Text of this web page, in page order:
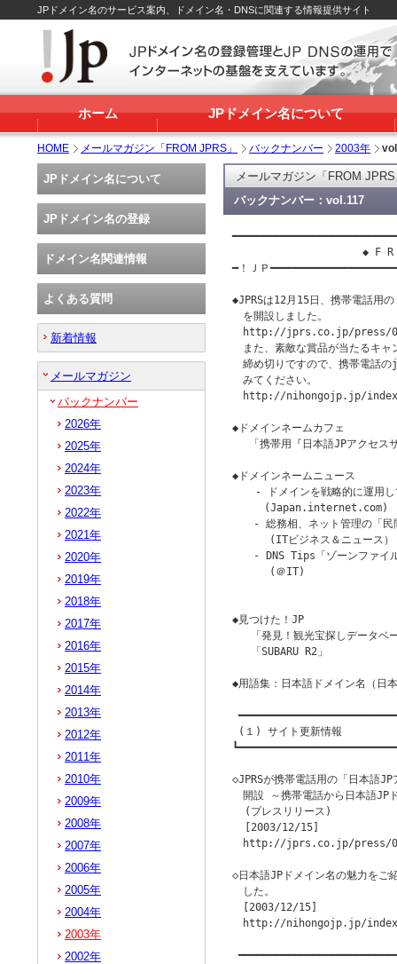
JPドメイン名のサービス案内、ドメイン名・DNSに関連する情報提供サイト
ホーム JPドメイン名について
HOME メールマガジン「FROM JPRS」 バックナンバー 2003年
メールマガジン「FROM
バックナンバー：vol.117
━！ＪＰ
◆JPRSは12月15日、携帯電話
を開設しました。
http://jprs.co.jp/press/
また、素敵な賞品が当たるキャ
締め切りですので、携帯電話
みてください。
http://nihongojp.jp/
◆ドメインネームカフェ
「携帯用『日本語JPアクセス
◆ドメインネームニュース
- ドメインを戦略的に運用し
(Japan.internet.com)
- 総務相、ネット管理の「民
      (ITビジネス＆ニュース）
- DNS Tips「ゾーンファイル
      (＠IT)
◆見つけた！JP
「発見！観光宝探しデータベ
   「SUBARU R2」
◆用語集：日本語ドメイン名（日
(１) サイト更新情報
◇JPRSが携帯電話用の「日本
開設 ～携帯電話から日本語JP
  (プレスリリース)
  [2003/12/15]
http://jprs.co.jp/press/
◇日本語JPドメイン名の魅力を
した。
[2003/12/15]
http://nihongojp.jp/
JPドメイン名について
JPドメイン名の登録
ドメイン名関連情報
よくある質問
新着情報
メールマガジン
バックナンバー
2026年
2025年
2024年
2023年
2022年
2021年
2020年
2019年
2018年
2017年
2016年
2015年
2014年
2013年
2012年
2011年
2010年
2009年
2008年
2007年
2006年
2005年
2004年
2003年
2002年